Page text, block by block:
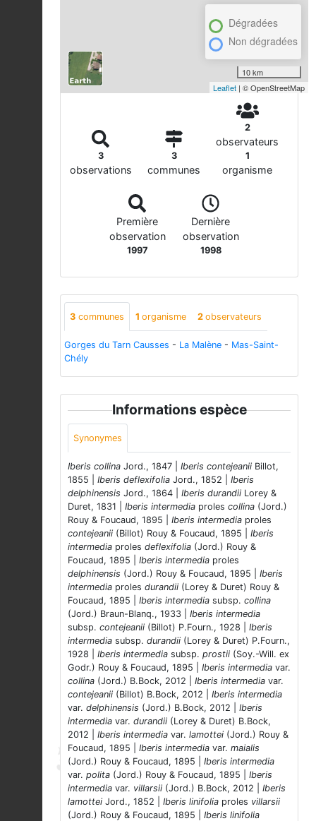
Dégradées
Non dégradées
10 km
Leaflet | © OpenStreetMap
3
observations
3
communes
2
observateurs
1
organisme
Première
observation
1997
Dernière
observation
1998
3 communes 1 organisme 2 observateurs
Gorges du Tarn Causses - La Malène - Mas-Saint-
Chély
Informations espèce
Synonymes
Iberis collina Jord., 1847 | Iberis contejeanii Billot,
1855 | Iberis deflexifolia Jord., 1852 | Iberis
delphinensis Jord., 1864 | Iberis durandii Lorey &
Duret, 1831 | Iberis intermedia proles collina (Jord.)
Rouy & Foucaud, 1895 | Iberis intermedia proles
contejeanii (Billot) Rouy & Foucaud, 1895 | Iberis
intermedia proles deflexifolia (Jord.) Rouy &
Foucaud, 1895 | Iberis intermedia proles
delphinensis (Jord.) Rouy & Foucaud, 1895 | Iberis
intermedia proles durandii (Lorey & Duret) Rouy &
Foucaud, 1895 | Iberis intermedia subsp. collina
(Jord.) Braun-Blanq., 1933 | Iberis intermedia
subsp. contejeanii (Billot) P.Fourn., 1928 | Iberis
intermedia subsp. durandii (Lorey & Duret) P.Fourn.,
1928 | Iberis intermedia subsp. prostii (Soy.-Will. ex
Godr.) Rouy & Foucaud, 1895 | Iberis intermedia var.
collina (Jord.) B.Bock, 2012 | Iberis intermedia var.
contejeanii (Billot) B.Bock, 2012 | Iberis intermedia
var. delphinensis (Jord.) B.Bock, 2012 | Iberis
intermedia var. durandii (Lorey & Duret) B.Bock,
2012 | Iberis intermedia var. lamottei (Jord.) Rouy &
Foucaud, 1895 | Iberis intermedia var. maialis
(Jord.) Rouy & Foucaud, 1895 | Iberis intermedia
var. polita (Jord.) Rouy & Foucaud, 1895 | Iberis
intermedia var. villarsii (Jord.) B.Bock, 2012 | Iberis
lamottei Jord., 1852 | Iberis linifolia proles villarsii
(Jord.) Rouy & Foucaud, 1895 | Iberis linifolia